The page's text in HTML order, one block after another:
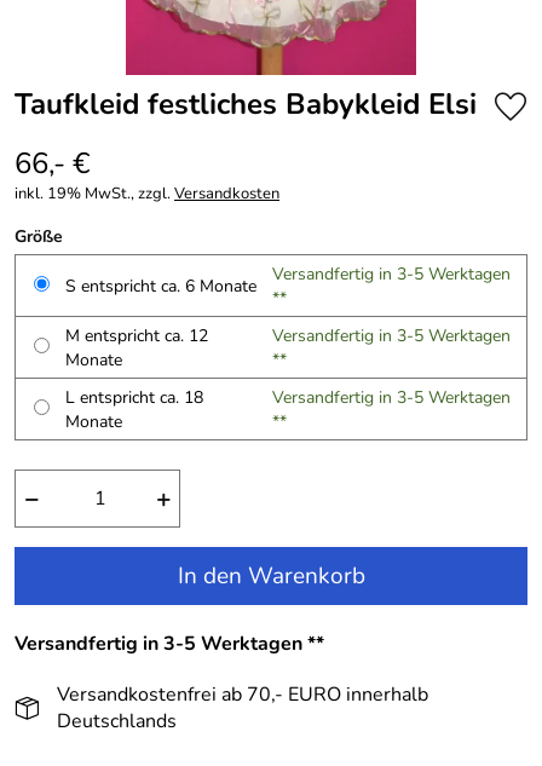
Taufkleid festliches Babykleid Elsi
66,- €
inkl. 19% MwSt., zzgl.Versandkosten
Größe
S entspricht ca. 6 Monate
Versandfertig in 3-5 Werktagen
**
M entspricht ca. 12
Monate
Versandfertig in 3-5 Werktagen
**
L entspricht ca. 18
Monate
Versandfertig in 3-5 Werktagen
**
− +
In den Warenkorb
Versandfertig in 3-5 Werktagen **
Versandkostenfrei ab 70,- EURO innerhalb
Deutschlands